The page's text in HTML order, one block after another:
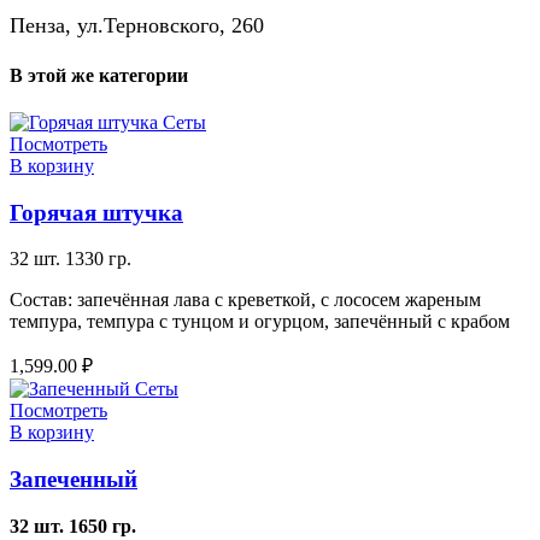
Пенза, ул.Терновского, 260
В этой же категории
Посмотреть
В корзину
Горячая штучка
32 шт. 1330 гр.
Состав: запечённая лава с креветкой, с лососем жареным
темпура, темпура с тунцом и огурцом, запечённый с крабом
1,599.00 ₽
Посмотреть
В корзину
Запеченный
32 шт. 1650 гр.